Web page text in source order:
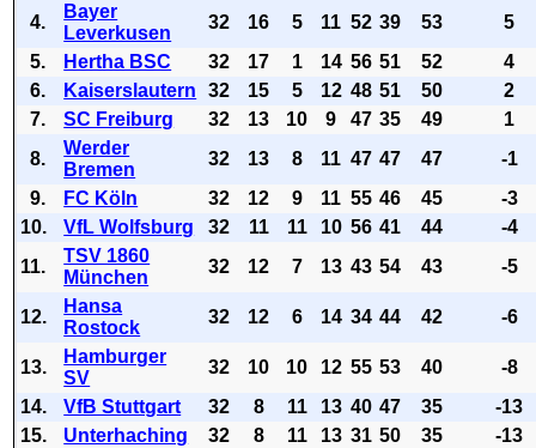
4.
Bayer
Leverkusen
32 16 5 11 52 39 53
5
5.
Hertha BSC 32 17 1 14 56 51 52
4
6.
Kaiserslautern 32 15 5 12 48 51 50
2
7.
SC Freiburg 32 13 10 9 47 35 49
1
8.
Werder
Bremen
32 13 8 11 47 47 47
-1
9.
FC Köln 32 12 9 11 55 46 45
-3
10.
VfL Wolfsburg 32 11 11 10 56 41 44
-4
11.
TSV 1860
München
32 12 7 13 43 54 43 -5
12.
Hansa
Rostock
32 12 6 14 34 44 42 -6
13.
Hamburger
SV
32 10 10 12 55 53 40
-8
14.
VfB Stuttgart 32 8 11 13 40 47 35
-13
15.
Unterhaching 32 8 11 13 31 50 35
-13